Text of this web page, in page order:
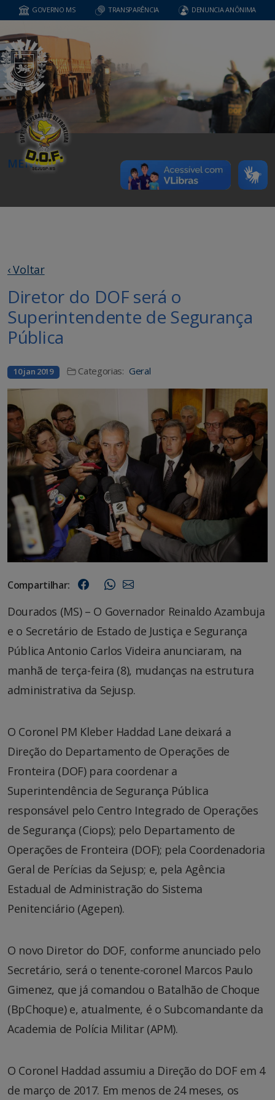
GOVERNO MS TRANSPARÊNCIA DENUNCIA ANÔNIMA
MENU
‹ Voltar
Diretor do DOF será o
Superintendente de Segurança
Pública
10 jan 2019 Categorias: Geral
Compartilhar:
Dourados (MS) – O Governador Reinaldo Azambuja
e o Secretário de Estado de Justiça e Segurança
Pública Antonio Carlos Videira anunciaram, na
manhã de terça-feira (8), mudanças na estrutura
administrativa da Sejusp.
O Coronel PM Kleber Haddad Lane deixará a
Direção do Departamento de Operações de
Fronteira (DOF) para coordenar a
Superintendência de Segurança Pública
responsável pelo Centro Integrado de Operações
de Segurança (Ciops); pelo Departamento de
Operações de Fronteira (DOF); pela Coordenadoria
Geral de Perícias da Sejusp; e, pela Agência
Estadual de Administração do Sistema
Penitenciário (Agepen).
O novo Diretor do DOF, conforme anunciado pelo
Secretário, será o tenente-coronel Marcos Paulo
Gimenez, que já comandou o Batalhão de Choque
(BpChoque) e, atualmente, é o Subcomandante da
Academia de Polícia Militar (APM).
O Coronel Haddad assumiu a Direção do DOF em 4
de março de 2017. Em menos de 24 meses, os